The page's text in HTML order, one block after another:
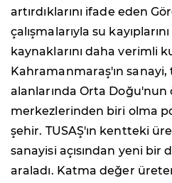
artırdıklarını ifade eden
çalışmalarıyla su
kaynaklarını daha verimli
Kahramanmaraş'ın
alanlarında Orta
merkezlerinden biri olma
şehir. TUSAŞ'ın kentteki
sanayisi açısından yeni bir
araladı. Katma değer